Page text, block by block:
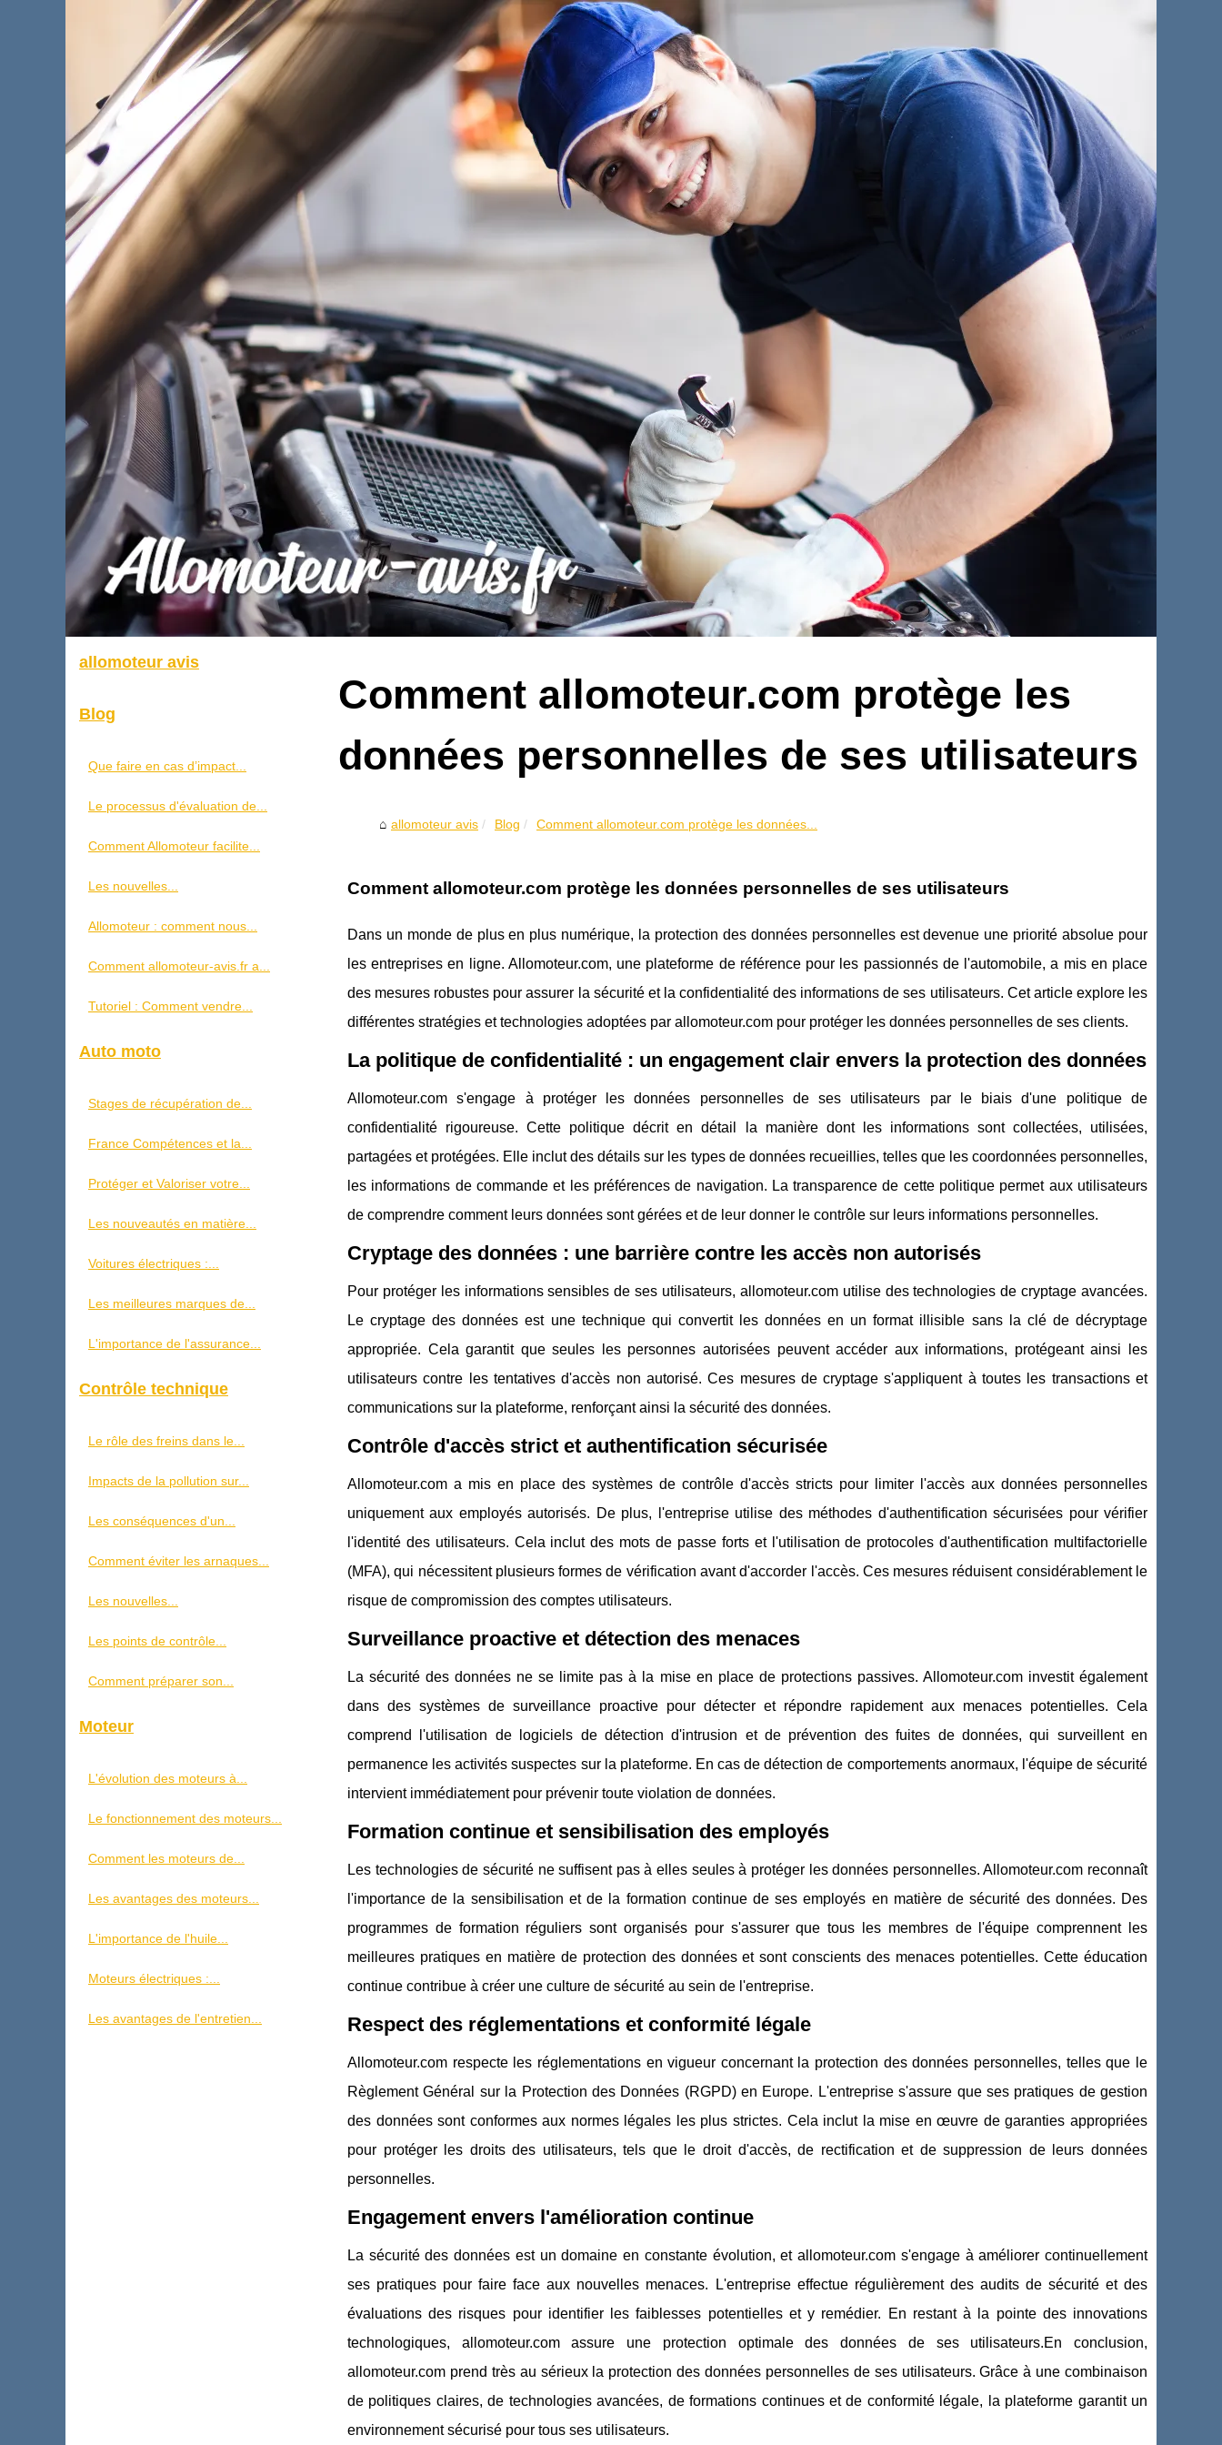
Comment allomoteur.com protège les
données personnelles de ses utilisateurs
allomoteur avis Blog Comment allomoteur.com protège les données...
Comment allomoteur.com protège les données personnelles de ses utilisateurs
Dans un monde de plus en plus numérique, la protection des données personnelles est devenue une priorité absolue pour
les entreprises en ligne. Allomoteur.com, une plateforme de référence pour les passionnés de l'automobile, a mis en place
des mesures robustes pour assurer la sécurité et la confidentialité des informations de ses utilisateurs. Cet article explore les
différentes stratégies et technologies adoptées par allomoteur.com pour protéger les données personnelles de ses clients.
La politique de confidentialité : un engagement clair envers la protection des données
Allomoteur.com s'engage à protéger les données personnelles de ses utilisateurs par le biais d'une politique de
confidentialité rigoureuse. Cette politique décrit en détail la manière dont les informations sont collectées, utilisées,
partagées et protégées. Elle inclut des détails sur les types de données recueillies, telles que les coordonnées personnelles,
les informations de commande et les préférences de navigation. La transparence de cette politique permet aux utilisateurs
de comprendre comment leurs données sont gérées et de leur donner le contrôle sur leurs informations personnelles.
Cryptage des données : une barrière contre les accès non autorisés
Pour protéger les informations sensibles de ses utilisateurs, allomoteur.com utilise des technologies de cryptage avancées.
Le cryptage des données est une technique qui convertit les données en un format illisible sans la clé de décryptage
appropriée. Cela garantit que seules les personnes autorisées peuvent accéder aux informations, protégeant ainsi les
utilisateurs contre les tentatives d'accès non autorisé. Ces mesures de cryptage s'appliquent à toutes les transactions et
communications sur la plateforme, renforçant ainsi la sécurité des données.
Contrôle d'accès strict et authentification sécurisée
Allomoteur.com a mis en place des systèmes de contrôle d'accès stricts pour limiter l'accès aux données personnelles
uniquement aux employés autorisés. De plus, l'entreprise utilise des méthodes d'authentification sécurisées pour vérifier
l'identité des utilisateurs. Cela inclut des mots de passe forts et l'utilisation de protocoles d'authentification multifactorielle
(MFA), qui nécessitent plusieurs formes de vérification avant d'accorder l'accès. Ces mesures réduisent considérablement le
risque de compromission des comptes utilisateurs.
Surveillance proactive et détection des menaces
La sécurité des données ne se limite pas à la mise en place de protections passives. Allomoteur.com investit également
dans des systèmes de surveillance proactive pour détecter et répondre rapidement aux menaces potentielles. Cela
comprend l'utilisation de logiciels de détection d'intrusion et de prévention des fuites de données, qui surveillent en
permanence les activités suspectes sur la plateforme. En cas de détection de comportements anormaux, l'équipe de sécurité
intervient immédiatement pour prévenir toute violation de données.
Formation continue et sensibilisation des employés
Les technologies de sécurité ne suffisent pas à elles seules à protéger les données personnelles. Allomoteur.com reconnaît
l'importance de la sensibilisation et de la formation continue de ses employés en matière de sécurité des données. Des
programmes de formation réguliers sont organisés pour s'assurer que tous les membres de l'équipe comprennent les
meilleures pratiques en matière de protection des données et sont conscients des menaces potentielles. Cette éducation
continue contribue à créer une culture de sécurité au sein de l'entreprise.
Respect des réglementations et conformité légale
Allomoteur.com respecte les réglementations en vigueur concernant la protection des données personnelles, telles que le
Règlement Général sur la Protection des Données (RGPD) en Europe. L'entreprise s'assure que ses pratiques de gestion
des données sont conformes aux normes légales les plus strictes. Cela inclut la mise en œuvre de garanties appropriées
pour protéger les droits des utilisateurs, tels que le droit d'accès, de rectification et de suppression de leurs données
personnelles.
Engagement envers l'amélioration continue
La sécurité des données est un domaine en constante évolution, et allomoteur.com s'engage à améliorer continuellement
ses pratiques pour faire face aux nouvelles menaces. L'entreprise effectue régulièrement des audits de sécurité et des
évaluations des risques pour identifier les faiblesses potentielles et y remédier. En restant à la pointe des innovations
technologiques, allomoteur.com assure une protection optimale des données de ses utilisateurs.En conclusion,
allomoteur.com prend très au sérieux la protection des données personnelles de ses utilisateurs. Grâce à une combinaison
de politiques claires, de technologies avancées, de formations continues et de conformité légale, la plateforme garantit un
environnement sécurisé pour tous ses utilisateurs.
allomoteur avis
Blog
Que faire en cas d’impact...
Le processus d'évaluation de...
Comment Allomoteur facilite...
Les nouvelles...
Allomoteur : comment nous...
Comment allomoteur-avis.fr a...
Tutoriel : Comment vendre...
Auto moto
Stages de récupération de...
France Compétences et la...
Protéger et Valoriser votre...
Les nouveautés en matière...
Voitures électriques :...
Les meilleures marques de...
L'importance de l'assurance...
Contrôle technique
Le rôle des freins dans le...
Impacts de la pollution sur...
Les conséquences d'un...
Comment éviter les arnaques...
Les nouvelles...
Les points de contrôle...
Comment préparer son...
Moteur
L'évolution des moteurs à...
Le fonctionnement des moteurs...
Comment les moteurs de...
Les avantages des moteurs...
L'importance de l'huile...
Moteurs électriques :...
Les avantages de l'entretien...